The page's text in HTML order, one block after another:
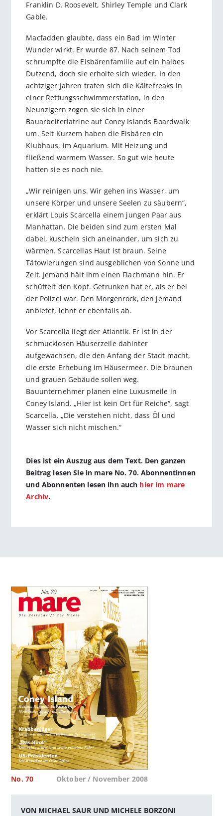
Franklin D. Roosevelt, Shirley Temple und Clark
Gable.
Macfadden glaubte, dass ein Bad im Winter
Wunder wirkt. Er wurde 87. Nach seinem Tod
schrumpfte die Eisbärenfamilie auf ein halbes
Dutzend, doch sie erholte sich wieder. In den
achtziger Jahren trafen sich die Kältefreaks in
einer Rettungsschwimmerstation, in den
Neunzigern zogen sie sich in einer
Bauarbeiterlatrine auf Coney Islands Boardwalk
um. Seit Kurzem haben die Eisbären ein
Klubhaus, im Aquarium. Mit Heizung und
fließend warmem Wasser. So gut wie heute
hatten sie es noch nie.
„Wir reinigen uns. Wir gehen ins Wasser, um
unsere Körper und unsere Seelen zu säubern“,
erklärt Louis Scarcella einem jungen Paar aus
Manhattan. Die beiden sind zum ersten Mal
dabei, kuscheln sich aneinander, um sich zu
wärmen. Scarcellas Haut ist braun. Seine
Tätowierungen sind ausgeblichen von Sonne und
Zeit. Jemand hält ihm einen Flachmann hin. Er
schüttelt den Kopf. Getrunken hat er, als er bei
der Polizei war. Den Morgenrock, den jemand
anbietet, lehnt er ebenfalls ab.
Vor Scarcella liegt der Atlantik. Er ist in der
schmucklosen Häuserzeile dahinter
aufgewachsen, die den Anfang der Stadt macht,
die erste Erhebung im Häusermeer. Die braunen
und grauen Gebäude sollen weg.
Bauunternehmer planen eine Luxusmeile in
Coney Island. „Hier ist kein Ort für Reiche“, sagt
Scarcella. „Die verstehen nicht, dass Öl und
Wasser sich nicht mischen.“
Dies ist ein Auszug aus dem Text. Den ganzen
Beitrag lesen Sie in mare No. 70. Abonnentinnen
und Abonnenten lesen ihn auch hier im mare
Archiv.
No. 70 Oktober / November 2008
VON MICHAEL SAUR UND MICHELE BORZONI